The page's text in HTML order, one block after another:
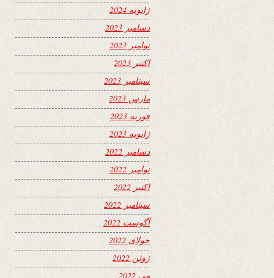
ژانویه 2024
دسامبر 2023
نوامبر 2023
اکتبر 2023
سپتامبر 2023
مارس 2023
فوریه 2023
ژانویه 2023
دسامبر 2022
نوامبر 2022
اکتبر 2022
سپتامبر 2022
آگوست 2022
جولای 2022
ژوئن 2022
می 2022